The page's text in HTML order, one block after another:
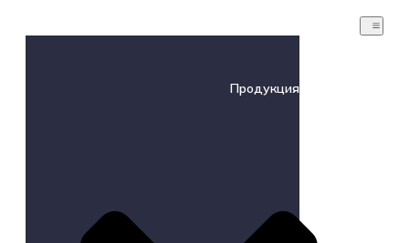
Продукция